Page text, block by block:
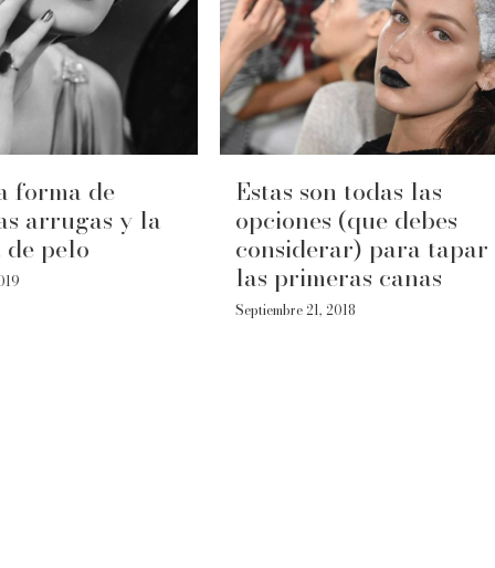
forma de
arrugas y la
pelo
Estas son todas las
opciones (que debes
considerar) para tapar
las primeras canas
Septiembre 21, 2018